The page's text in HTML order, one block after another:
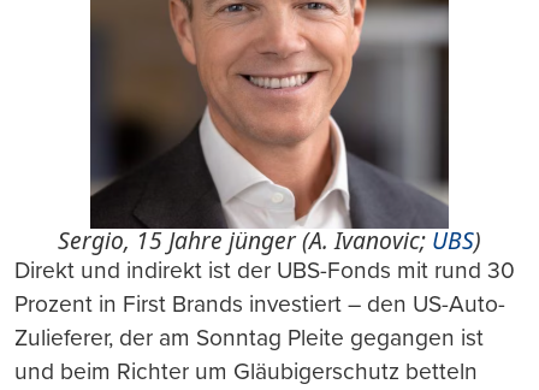
Sergio, 15 Jahre jünger (A. Ivanovic; UBS)
Direkt und indirekt ist der UBS-Fonds mit rund 30
Prozent in First Brands investiert – den US-Auto-
Zulieferer, der am Sonntag Pleite gegangen ist
und beim Richter um Gläubigerschutz betteln